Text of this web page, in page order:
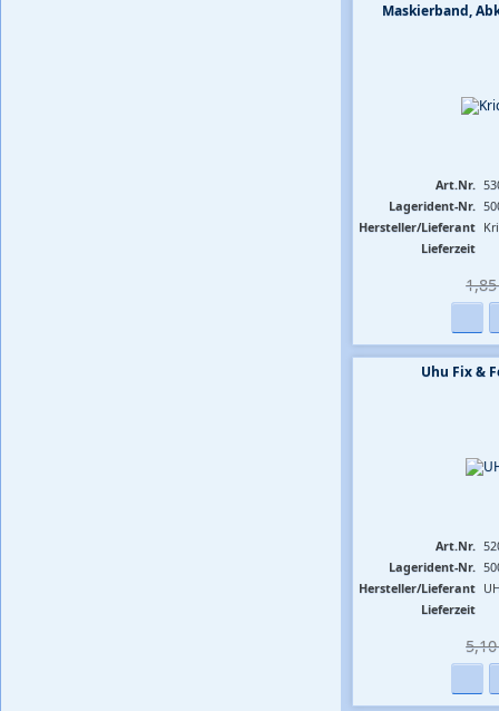
Maskierband,
Art.Nr.
Lagerident-Nr.
Hersteller/Lieferant
Lieferzeit
1,85
Uhu Fix &
Art.Nr.
Lagerident-Nr.
Hersteller/Lieferant
Lieferzeit
5,10